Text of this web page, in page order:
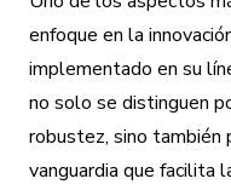
enfoque en la
implementado en su
no solo se distinguen
robustez, sino también
vanguardia que facilita